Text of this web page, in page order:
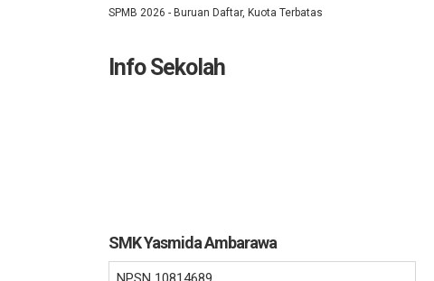
SPMB 2026 - Buruan Daftar, Kuota Terbatas
Info Sekolah
SMK Yasmida Ambarawa